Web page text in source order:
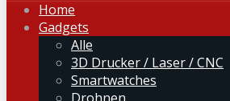
Home
Gadgets
Alle
3D Drucker / Laser / CNC
Smartwatches